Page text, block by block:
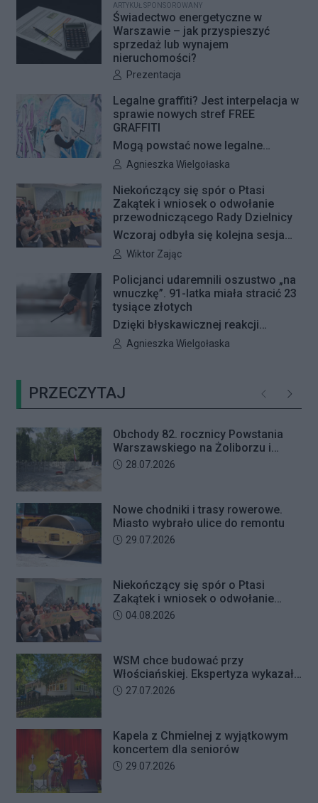
remonty infrastruktury dla pieszych
i rowerzystów. Oferty w
przetargach zostały już otwarte, a
jeśli wszystko przebiegnie zgodnie
z planem, nowe nawierzchnie
pojawią się jeszcze w tym roku.
ARTYKUŁ SPONSOROWANY
Świadectwo energetyczne w
Warszawie – jak przyspieszyć
sprzedaż lub wynajem
nieruchomości?
Autor artykułu:
Prezentacja
Legalne graffiti? Jest interpelacja w
sprawie nowych stref FREE
GRAFFITI
Mogą powstać nowe legalne
miejsca do wykonywania graffiti.
interpelację, w której proponuje
wyznaczenie kolejnych stref FREE
GRAFFITI we współpracy z
Zarządem Dróg Miejskich.
Autor artykułu:
Agnieszka Wielgołaska
Niekończący się spór o Ptasi
Zakątek i wniosek o odwołanie
przewodniczącego Rady Dzielnicy
Wczoraj odbyła się kolejna sesja
poświęcona procedowaniu
Rady Dzielnicy Żoliborz w sprawie
zaniechania budowy zespołu
przedszkolno-żłobkowego przy ul.
Ficowskiego. Po blisko pięciu
zaplanowano na koniec sierpnia
Autor artykułu:
Wiktor Zając
Policjanci udaremnili oszustwo „na
wnuczkę”. 91-latka miała stracić 23
tysiące złotych
Dzięki błyskawicznej reakcji
kryminalnych 91-letnia mieszkanka
wnuczkę”. Policjanci zatrzymali 32-
letniego mężczyznę w chwili, gdy
przyszedł odebrać przygotowane
przez seniorkę 23 tysiące złotych.
Mężczyzna usłyszał zarzut
Autor artykułu:
Agnieszka Wielgołaska
PRZECZYTAJ Poprzednie
Obchody 82. rocznicy Powstania
Warszawskiego na Żoliborzu i
Bielanach
Data dodania artykułu:
28.07.2026
Nowe chodniki i trasy rowerowe.
Miasto wybrało ulice do remontu
Data dodania artykułu:
29.07.2026
Niekończący się spór o Ptasi
Zakątek i wniosek o odwołanie
przewodniczącego Rady Dzielnicy
Data dodania artykułu:
04.08.2026
WSM chce budować przy
Włościańskiej. Ekspertyza wykazała
problemy z gruntem pod
Data dodania artykułu:
27.07.2026
Kapela z Chmielnej z wyjątkowym
koncertem dla seniorów
Data dodania artykułu:
29.07.2026